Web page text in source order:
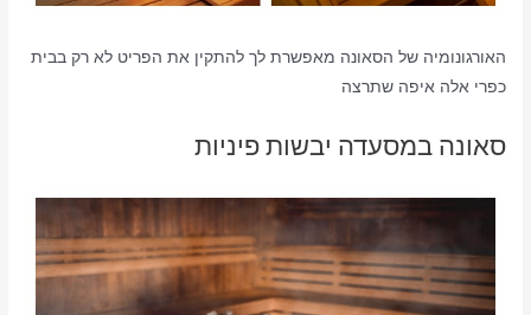
האורגונומיה של הסאונה מאפשרת לך להתקין את הפריט לא רק בבית
כפרי אלה איפה שתרצה
סאונה במסעדה יבשות פיניות